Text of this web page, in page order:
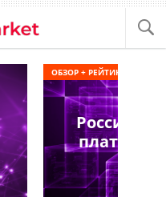
ОБЗОР + РЕЙТИНГ